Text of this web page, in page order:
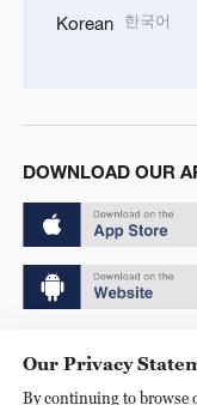
Korean 한국어
DOWNLOAD OUR
京ICP备20000184号
Our Privacy
By continuing to browse